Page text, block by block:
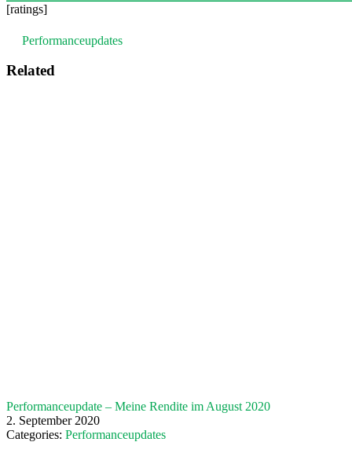
[ratings]
Performanceupdates
Related
Performanceupdate – Meine Rendite im August 2020
2. September 2020
Categories: Performanceupdates